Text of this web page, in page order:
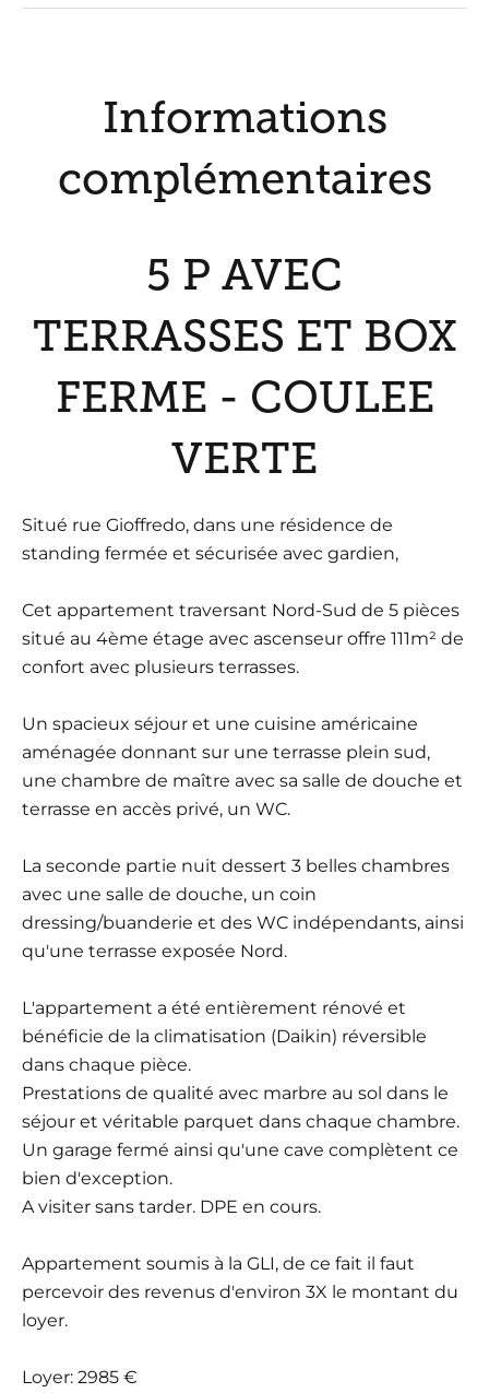
Informations
complémentaires
5 P AVEC
TERRASSES ET BOX
FERME - COULEE
VERTE
Situé rue Gioffredo, dans une résidence de
standing fermée et sécurisée avec gardien,
Cet appartement traversant Nord-Sud de 5 pièces
situé au 4ème étage avec ascenseur offre 111m² de
confort avec plusieurs terrasses.
Un spacieux séjour et une cuisine américaine
aménagée donnant sur une terrasse plein sud,
une chambre de maître avec sa salle de douche et
terrasse en accès privé, un WC.
La seconde partie nuit dessert 3 belles chambres
avec une salle de douche, un coin
dressing/buanderie et des WC indépendants, ainsi
qu'une terrasse exposée Nord.
L'appartement a été entièrement rénové et
bénéficie de la climatisation (Daikin) réversible
dans chaque pièce.
Prestations de qualité avec marbre au sol dans le
séjour et véritable parquet dans chaque chambre.
Un garage fermé ainsi qu'une cave complètent ce
bien d'exception.
A visiter sans tarder. DPE en cours.
Appartement soumis à la GLI, de ce fait il faut
percevoir des revenus d'environ 3X le montant du
loyer.
Loyer: 2985 €